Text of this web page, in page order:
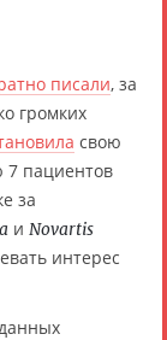
писали, за
громких
свою
7 пациентов
за
и Novartis
интерес